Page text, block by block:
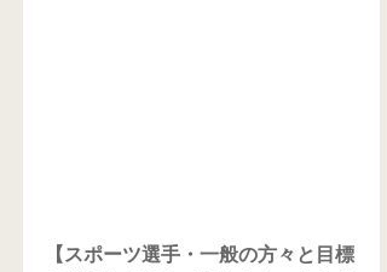
【スポーツ選手・一般の方々と目標